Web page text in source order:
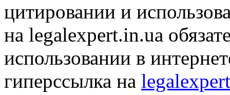
цитировании и
на legalexpert.in.ua
использовании в
гиперссылка на